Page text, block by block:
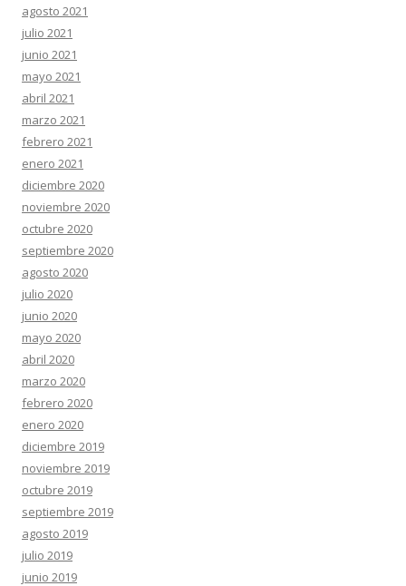
agosto 2021
julio 2021
junio 2021
mayo 2021
abril 2021
marzo 2021
febrero 2021
enero 2021
diciembre 2020
noviembre 2020
octubre 2020
septiembre 2020
agosto 2020
julio 2020
junio 2020
mayo 2020
abril 2020
marzo 2020
febrero 2020
enero 2020
diciembre 2019
noviembre 2019
octubre 2019
septiembre 2019
agosto 2019
julio 2019
junio 2019